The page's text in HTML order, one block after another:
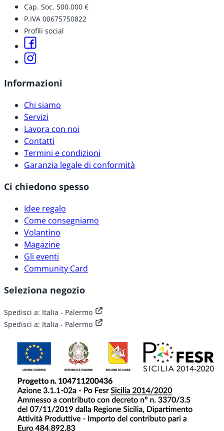
Cap. Soc. 500.000 €
P.IVA 00675750822
Profili social
Informazioni
Chi siamo
Servizi
Lavora con noi
Contatti
Termini e condizioni
Garanzia legale di conformità
Ci chiedono spesso
Idee regalo
Come consegniamo
Volantino
Magazine
Gli eventi
Community Card
Seleziona negozio
Spedisci a: Italia - Palermo
Spedisci a: Italia - Palermo